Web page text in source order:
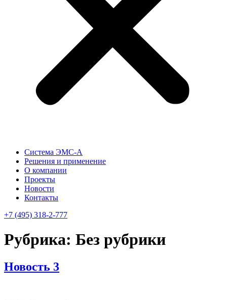
Система ЭМС-А
Решения и применение
О компании
Проекты
Новости
Контакты
+7 (495) 318-2-777
Рубрика: Без рубрики
Новость 3